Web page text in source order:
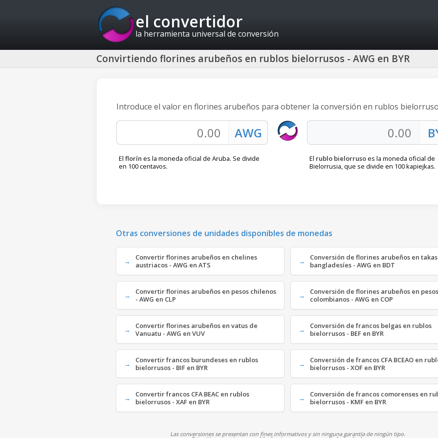
el convertidor
la herramienta universal de conversión
Convirtiendo florines arubeños en rublos bielorrusos - AWG en BYR
Introduce el valor en florines arubeños para obtener la conversión en rublos
El florín es la moneda oficial de Aruba. Se divide
en 100 centavos.
El rublo bielorrusoes la moneda oficial de
Bielorrusia, que se divide en 100 kapiejkas.
Otras conversiones de unidades disponibles de monedas
Convertir florines arubeños en chelines
austriacos - AWG en ATS
Conversión de florines arubeños en takas
bangladesíes - AWG en BDT
Convertir florines arubeños en pesos chilenos
- AWG en CLP
Conversión de florines arubeños en pesos
colombianos - AWG en COP
Convertir florines arubeños en vatus de
Vanuatu - AWG en VUV
Conversión de francos belgas en rublos
bielorrusos - BEF en BYR
Convertir francos burundeses en rublos
bielorrusos - BIF en BYR
Conversión de francos CFA BCEAO en
bielorrusos - XOF en BYR
Convertir francos CFA BEAC en rublos
bielorrusos - XAF en BYR
Conversión de francos comorenses en
bielorrusos - KMF en BYR
Las conversiones se presentan con fines informativos y sin ninguna garantía de ningún tipo.